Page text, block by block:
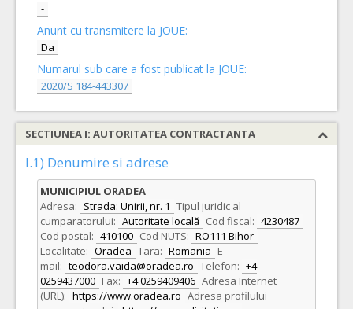
-
Anunt cu transmitere la JOUE:
Da
Numarul sub care a fost publicat la JOUE:
2020/S 184-443307
SECTIUNEA I: AUTORITATEA CONTRACTANTA
I.1) Denumire si adrese
MUNICIPIUL ORADEA
Adresa: Strada: Unirii, nr. 1 Tipul juridic al
cumparatorului: Autoritate locală Cod fiscal: 4230487
Cod postal: 410100 Cod NUTS: RO111 Bihor
Localitate: Oradea Tara: Romania E-
mail: teodora.vaida@oradea.ro Telefon: +4
0259437000 Fax: +4 0259409406 Adresa Internet
(URL): https://www.oradea.ro Adresa profilului